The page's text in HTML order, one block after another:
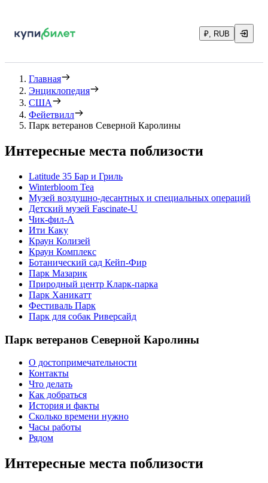
₽, RUB
Главная
Энциклопедия
США
Фейетвилл
Парк ветеранов Северной Каролины
Интересные места поблизости
Latitude 35 Бар и Гриль
Winterbloom Tea
Музей воздушно-десантных и специальных операций
Детский музей Fascinate-U
Чик-фил-А
Ити Каку
Краун Колизей
Краун Комплекс
Ботанический сад Кейп-Фир
Парк Мазарик
Природный центр Кларк-парка
Парк Ханикатт
Фестиваль Парк
Парк для собак Риверсайд
Парк ветеранов Северной Каролины
О достопримечательности
Контакты
Что делать
Как добраться
История и факты
Сколько времени нужно
Часы работы
Рядом
Интересные места поблизости